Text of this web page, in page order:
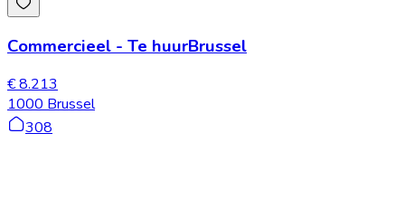
Commercieel - Te huurBrussel
€ 8.213
1000 Brussel
308